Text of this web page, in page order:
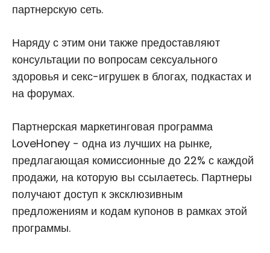
партнерскую сеть.
Наряду с этим они также предоставляют
консультации по вопросам сексуального
здоровья и секс-игрушек в блогах, подкастах и
на форумах.
Партнерская маркетинговая программа
LoveHoney - одна из лучших на рынке,
предлагающая комиссионные до 22% с каждой
продажи, на которую вы ссылаетесь. Партнеры
получают доступ к эксклюзивным
предложениям и кодам купонов в рамках этой
программы.